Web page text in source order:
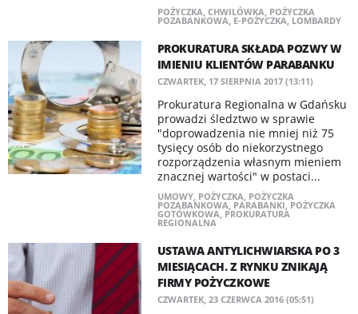
POŻYCZKA, CHWILÓWKA, POŻYCZKA
POZABANKOWA, E-POŻYCZKA, LOMBARDY
PROKURATURA SKŁADA POZWY W
IMIENIU KLIENTÓW PARABANKU
CZWARTEK, 17 SIERPNIA 2017 (13:11)
Prokuratura Regionalna w Gdańsku
prowadzi śledztwo w sprawie
"doprowadzenia nie mniej niż 75
tysięcy osób do niekorzystnego
rozporządzenia własnym mieniem
znacznej wartości" w postaci...
UMOWY, POŻYCZKA, POŻYCZKA
POZABANKOWA, PARABANKI, POŻYCZKA
GOTÓWKOWA, PROKURATURA
REGIONALNA
USTAWA ANTYLICHWIARSKA PO 3
MIESIĄCACH. Z RYNKU ZNIKAJĄ
FIRMY POŻYCZKOWE
CZWARTEK, 23 CZERWCA 2016 (05:51)